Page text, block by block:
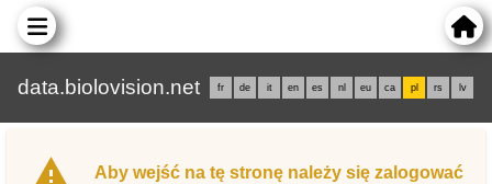
data.biolovision.net fr de it en es nl eu ca pl rs lv
Aby wejść na tę stronę należy się zalogować